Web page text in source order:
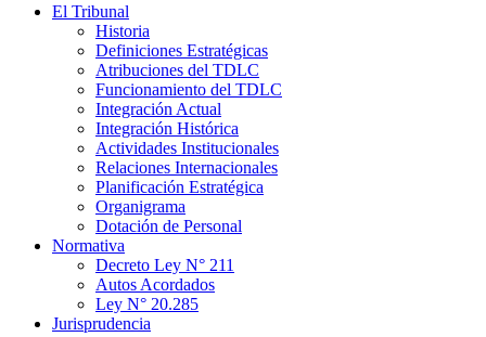
El Tribunal
Historia
Definiciones Estratégicas
Atribuciones del TDLC
Funcionamiento del TDLC
Integración Actual
Integración Histórica
Actividades Institucionales
Relaciones Internacionales
Planificación Estratégica
Organigrama
Dotación de Personal
Normativa
Decreto Ley N° 211
Autos Acordados
Ley N° 20.285
Jurisprudencia